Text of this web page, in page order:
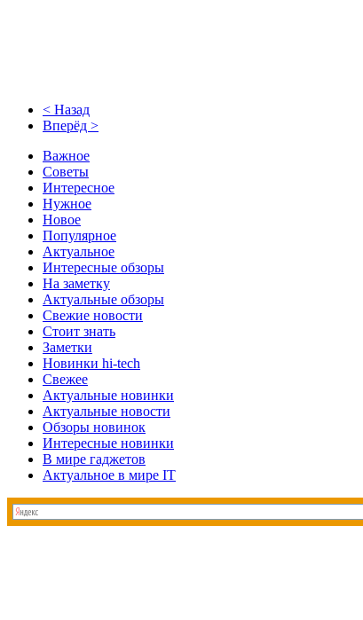
< Назад
Вперёд >
Важное
Советы
Интересное
Нужное
Новое
Популярное
Актуальное
Интересные обзоры
На заметку
Актуальные обзоры
Свежие новости
Стоит знать
Заметки
Новинки hi-tech
Свежее
Актуальные новинки
Актуальные новости
Обзоры новинок
Интересные новинки
В мире гаджетов
Актуальное в мире IT